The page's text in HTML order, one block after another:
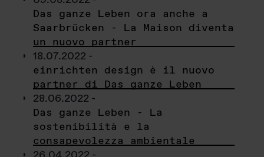
Das ganze Leben ora anche a
Saarbrücken - La Maison diventa
un nuovo partner
18.07.2022 -
einrichten design è il nuovo
partner di Das ganze Leben
28.06.2022 -
Das ganze Leben - La
sostenibilità e la
consapevolezza ambientale